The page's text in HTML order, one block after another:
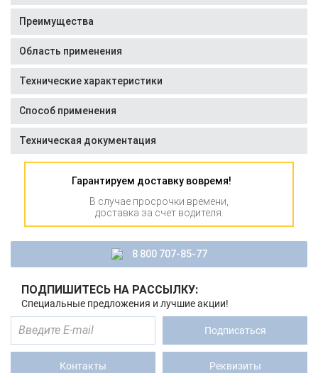
Преимущества
Область применения
Технические характеристики
Способ применения
Техническая документация
Гарантируем доставку вовремя!
В случае просрочки времени,
доставка за счет водителя.
8 800 707-85-77
ПОДПИШИТЕСЬ НА РАССЫЛКУ:
Специальные предложения и лучшие акции!
Подписаться
Контакты Реквизиты